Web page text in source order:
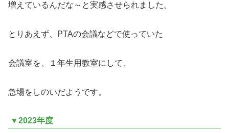
増えているんだな～と実感させられました。
とりあえず、PTAの会議などで使っていた
会議室を、１年生用教室にして、
急場をしのいだようです。
▼2023年度